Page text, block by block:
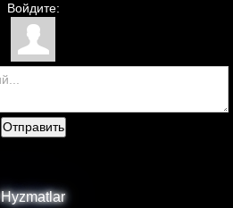
Войдите:
Отправить
Hyzmatlar